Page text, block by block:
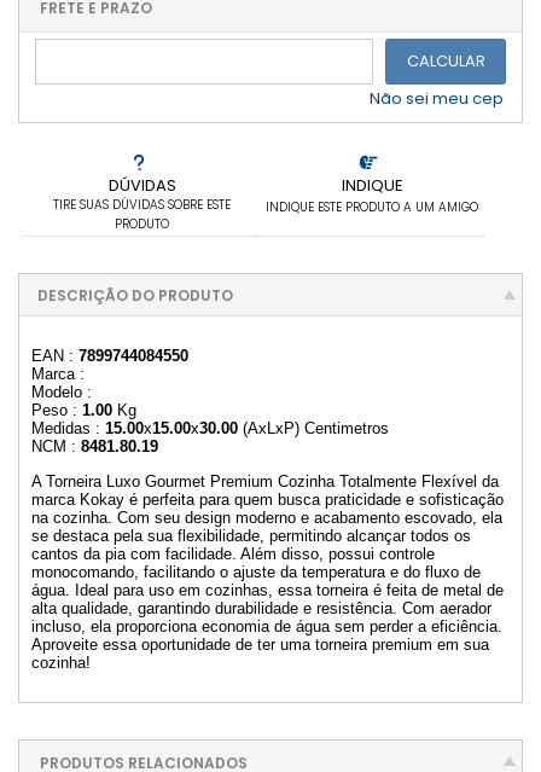
DÚVIDAS
TIRE SUAS DÚVIDAS SOBRE ESTE
PRODUTO
INDIQUE
INDIQUE ESTE PRODUTO A UM AMIGO
..
FRETE E PRAZO
CALCULAR
Não sei meu cep
DESCRIÇÃO DO PRODUTO
EAN : 7899744084550
Marca :
Modelo :
Peso : 1.00 Kg
Medidas : 15.00x15.00x30.00 (AxLxP) Centimetros
NCM : 8481.80.19
A Torneira Luxo Gourmet Premium Cozinha Totalmente Flexível da
marca Kokay é perfeita para quem busca praticidade e sofisticação
na cozinha. Com seu design moderno e acabamento escovado, ela
se destaca pela sua flexibilidade, permitindo alcançar todos os
cantos da pia com facilidade. Além disso, possui controle
monocomando, facilitando o ajuste da temperatura e do fluxo de
água. Ideal para uso em cozinhas, essa torneira é feita de metal de
alta qualidade, garantindo durabilidade e resistência. Com aerador
incluso, ela proporciona economia de água sem perder a eficiência.
Aproveite essa oportunidade de ter uma torneira premium em sua
cozinha!
PRODUTOS RELACIONADOS